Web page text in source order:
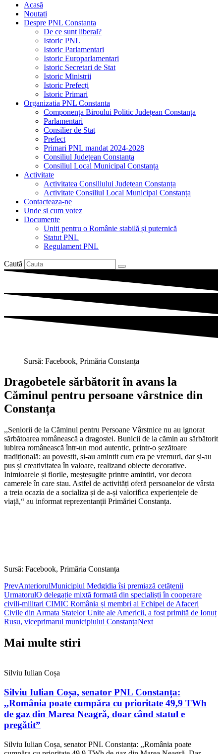
Acasă
Noutati
Despre PNL Constanta
De ce sunt liberal?
Istoric PNL
Istoric Parlamentari
Istoric Europarlamentari
Istoric Secretari de Stat
Istoric Ministrii
Istoric Prefecți
Istoric Primari
Organizatia PNL Constanta
Componența Biroului Politic Județean Constanța
Parlamentari
Consilier de Stat
Prefect
Primari PNL mandat 2024-2028
Consiliul Județean Constanța
Consiliul Local Municipal Constanța
Activitate
Activitatea Consiliului Județean Constanța
Activitate Consiliul Local Municipal Constanța
Contacteaza-ne
Unde si cum votez
Documente
Uniti pentru o Românie stabilă și puternică
Statut PNL
Regulament PNL
Caută
Sursă: Facebook, Primăria Constanța
Dragobetele sărbătorit în avans la
Căminul pentru persoane vârstnice din
Constanța
,,Seniorii de la Căminul pentru Persoane Vârstnice nu au ignorat
sărbătoarea românească a dragostei. Bunicii de la cămin au sărbătorit
iubirea românească într-un mod autentic, printr-o șezătoare
tradițională: au povestit, și-au amintit cum era pe vremuri, dar și-au
pus și creativitatea în valoare, realizand obiecte decorative.
Inimioarele și florile, meșteșugite printre amintiri, vor decora
camerele în care stau. Astfel de activități oferă persoanelor de vârsta
a treia ocazia de a socializa și de a-și valorifica experiențele de
viață,“ au informat reprezentanții Primăriei Constanța.
Sursă: Facebook, Primăria Constanța
PrevAnteriorulMunicipiul Medgidia își premiază cetățenii
UrmatorulO delegație mixtă formată din specialiști în cooperare
civili-militari CIMIC România și membri ai Echipei de Afaceri
Civile din Armata Statelor Unite ale Americii, a fost primită de Ionuț
Rusu, viceprimarul municipiului ConstanțaNext
Mai multe stiri
Silviu Iulian Coșa
Silviu Iulian Coșa, senator PNL Constanța:
,,România poate cumpăra cu prioritate 49,9 TWh
de gaz din Marea Neagră, doar când statul e
pregătit”
Silviu Iulian Coșa, senator PNL Constanța: ,,România poate